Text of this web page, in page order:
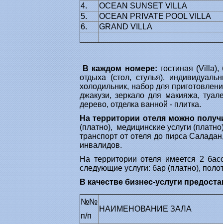
4.
OCEAN SUNSET VILLA
5.
OCEAN PRIVATE POOL VILLA
6.
GRAND VILLA
В каждом номере: гостиная
отдыха (стол, стулья),
холодильник, набор для
джакузи, зеркало для макияжа,
дерево, отделка ванной - плитка.
На территории отеля можно
(платно), медицинские услуги
транспорт от отеля до пирса
инвалидов.
На территории отеля имеется 2
следующие услуги: бар (платно),
В качестве бизнес-услуги
№№
п/п
НАИМЕНОВАНИЕ ЗАЛА